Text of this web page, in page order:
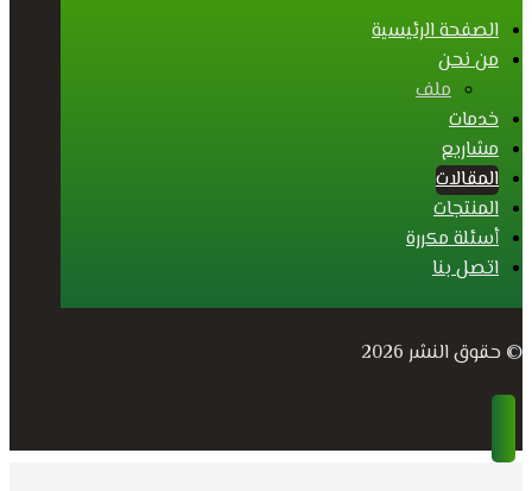
الصفحة الرئيسية
من نحن
ملف
خدمات
مشاريع
المقالات
المنتجات
أسئلة مكررة
اتصل بنا
© حقوق النشر 2026